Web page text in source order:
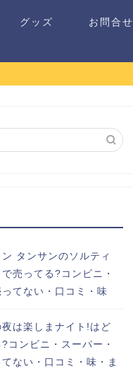
グッズ お問合せ
タンサンのソルティ
売ってる?コンビニ・
てない・口コミ・味
夜は楽しまナイト!はど
コンビニ・スーパー・
てない・口コミ・味・ま